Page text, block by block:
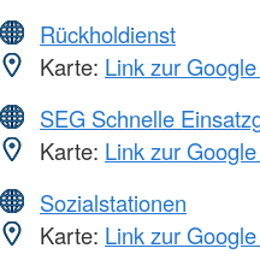
Rückholdienst
Karte: Link zur
SEG Schnelle
Karte: Link zur
Sozialstationen
Karte: Link zur